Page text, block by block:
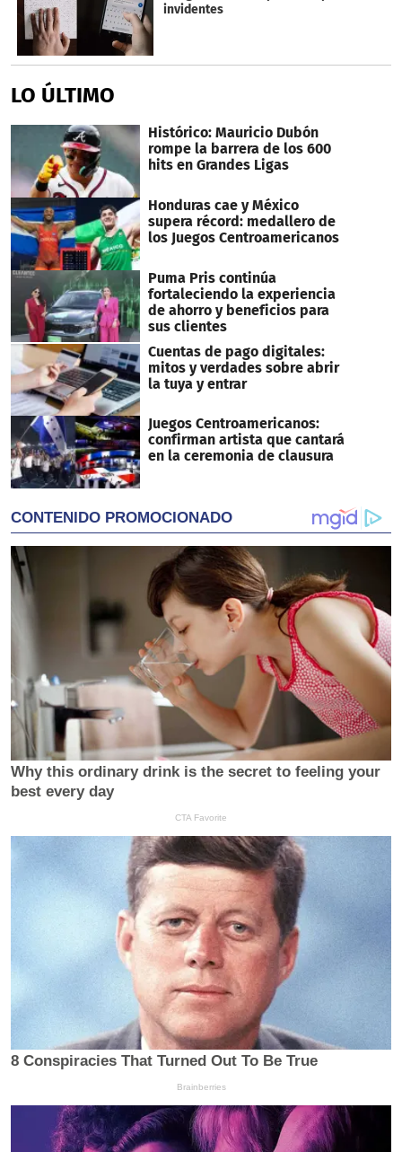
invidentes
LO ÚLTIMO
Histórico: Mauricio Dubón
rompe la barrera de los 600
hits en Grandes Ligas
Honduras cae y México
supera récord: medallero de
los Juegos Centroamericanos
Puma Pris continúa
fortaleciendo la experiencia
de ahorro y beneficios para
sus clientes
Cuentas de pago digitales:
mitos y verdades sobre abrir
la tuya y entrar
Juegos Centroamericanos:
confirman artista que cantará
en la ceremonia de clausura